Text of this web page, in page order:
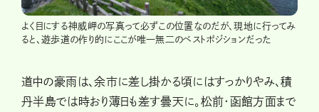
よく目にする神威岬の写真って必ずこの位置なのだが、現地に行ってみ
ると、遊歩道の作り的にここが唯一無二のベストポジションだった
道中の豪雨は、余市に差し掛かる頃にはすっかりやみ、積
丹半島では時おり薄日も差す曇天に。松前・函館方面まで